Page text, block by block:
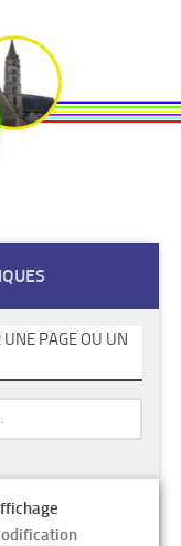
UNE PAGE OU UN